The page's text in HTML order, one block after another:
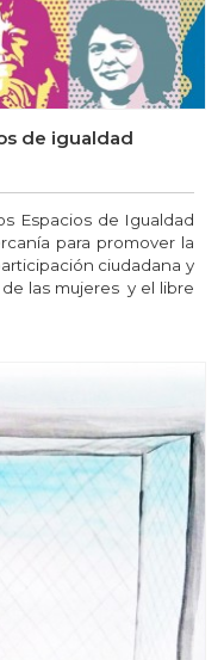
de igualdad
Espacios de Igualdad
para promover la
ciudadana y
las mujeres y el libre